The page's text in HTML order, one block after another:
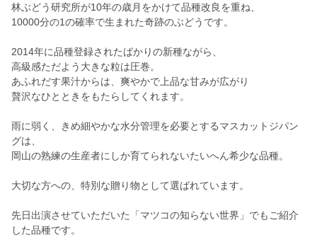
林ぶどう研究所が10年の歳月をかけて品種改良を重ね、
10000分の1の確率で生まれた奇跡のぶどうです。
2014年に品種登録されたばかりの新種ながら、
高級感ただよう大きな粒は圧巻。
あふれだす果汁からは、爽やかで上品な甘みが広がり
贅沢なひとときをもたらしてくれます。
雨に弱く、きめ細やかな水分管理を必要とするマスカットジパン
グは、
岡山の熟練の生産者にしか育てられないたいへん希少な品種。
大切な方への、特別な贈り物として選ばれています。
先日出演させていただいた「マツコの知らない世界」でもご紹介
した品種です。